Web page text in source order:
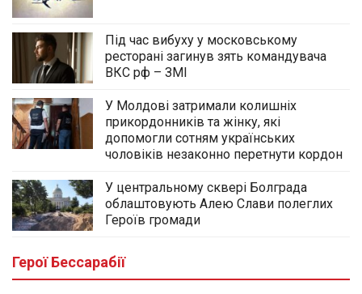
Під час вибуху у московському
ресторані загинув зять командувача
ВКС рф – ЗМІ
У Молдові затримали колишніх
прикордонників та жінку, які
допомогли сотням українських
чоловіків незаконно перетнути кордон
У центральному сквері Болграда
облаштовують Алею Слави полеглих
Героїв громади
Герої Бессарабії